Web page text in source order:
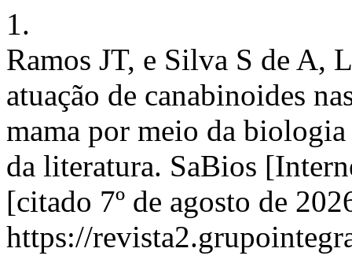
1.
Ramos JT, e Silva S de A,
atuação de canabinoides
mama por meio da biologia
da literatura. SaBios
[citado 7º de agosto de
https://